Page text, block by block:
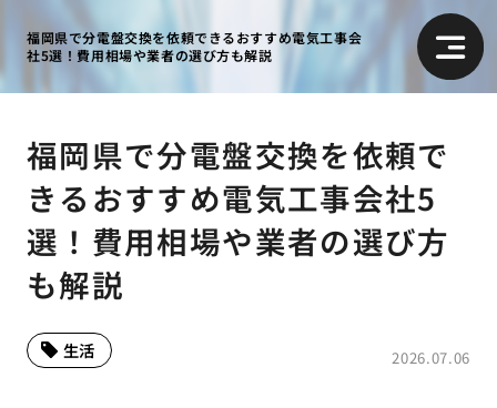
福岡県で分電盤交換を依頼できるおすすめ電気工事会
社5選！費用相場や業者の選び方も解説
福岡県で分電盤交換を依頼で
きるおすすめ電気工事会社5
選！費用相場や業者の選び方
も解説
2026.07.06
生活